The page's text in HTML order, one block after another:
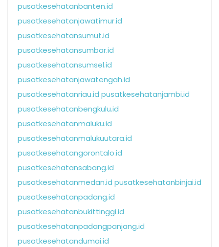
pusatkesehatanbanten.id
pusatkesehatanjawatimur.id
pusatkesehatansumut.id
pusatkesehatansumbar.id
pusatkesehatansumsel.id
pusatkesehatanjawatengah.id
pusatkesehatanriau.id pusatkesehatanjambi.id
pusatkesehatanbengkulu.id
pusatkesehatanmaluku.id
pusatkesehatanmalukuutara.id
pusatkesehatangorontalo.id
pusatkesehatansabang.id
pusatkesehatanmedan.id pusatkesehatanbinjai.id
pusatkesehatanpadang.id
pusatkesehatanbukittinggi.id
pusatkesehatanpadangpanjang.id
pusatkesehatandumai.id